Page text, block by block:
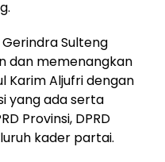
Sulteng
dan memenangkan
Karim Aljufri dengan
yang ada serta
Provinsi, DPRD
kader partai.